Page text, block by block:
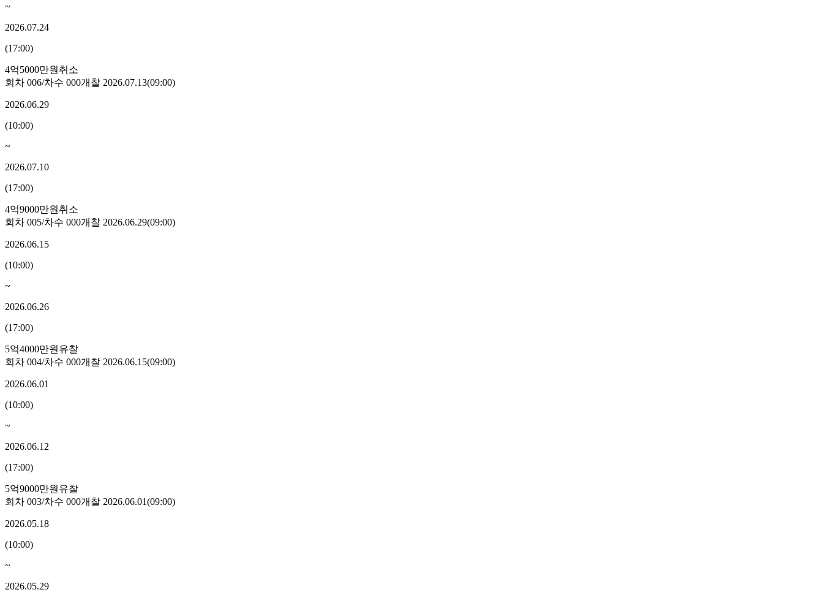
~
2026.07.24
(17:00)
4억5000만원 취소
회차 006/차수 000개찰 2026.07.13(09:00)
2026.06.29
(10:00)
~
2026.07.10
(17:00)
4억9000만원 취소
회차 005/차수 000개찰 2026.06.29(09:00)
2026.06.15
(10:00)
~
2026.06.26
(17:00)
5억4000만원 유찰
회차 004/차수 000개찰 2026.06.15(09:00)
2026.06.01
(10:00)
~
2026.06.12
(17:00)
5억9000만원 유찰
회차 003/차수 000개찰 2026.06.01(09:00)
2026.05.18
(10:00)
~
2026.05.29